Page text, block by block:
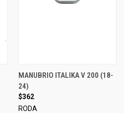
MANUBRIO ITALIKA V 200 (18-
24)
$362
RODA